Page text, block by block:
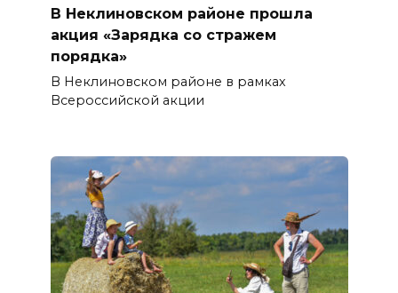
В Неклиновском районе прошла
акция «Зарядка со стражем
порядка»
В Неклиновском районе в рамках
Всероссийской акции